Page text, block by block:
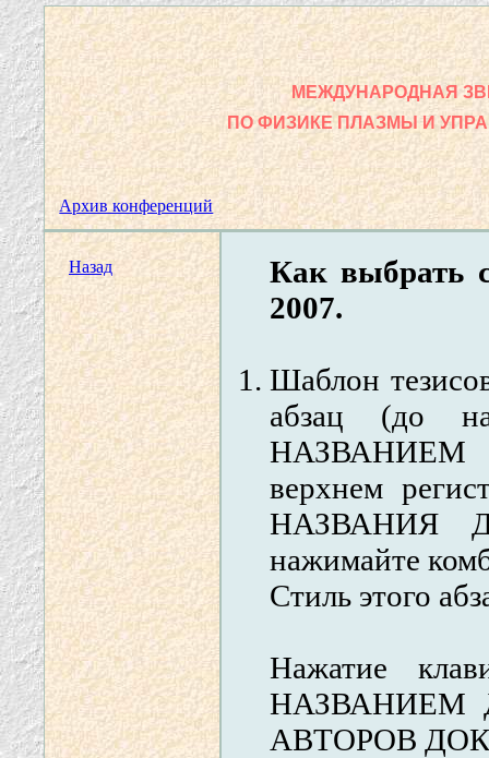
МЕЖДУНАРОДНАЯ
ПО ФИЗИКЕ ПЛАЗМЫ И
Архив конференций
Назад
Как выбрать
2007.
Шаблон
абзац (до
НАЗВАНИЕМ
верхнем
НАЗВАНИЯ
нажимайте
Стиль этого
Нажатие
НАЗВАНИЕМ
АВТОРОВ